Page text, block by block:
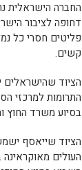
החברה הישראלית
דחופה לציבור
פליטים חסרי כל
קשים.
הציוד שהישראלים
התרומות למרכזי
בסיוע משרד החוץ
הציוד שייאסף
העולים